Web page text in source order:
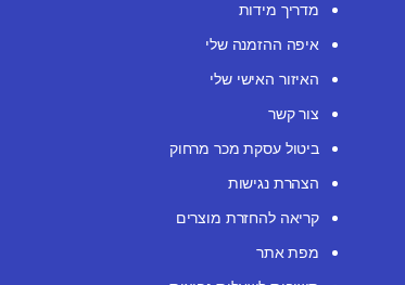
מדריך מידות
איפה ההזמנה שלי
האיזור האישי שלי
צור קשר
ביטול עסקת מכר מרחוק
הצהרת נגישות
קריאה להחזרת מוצרים
מפת אתר